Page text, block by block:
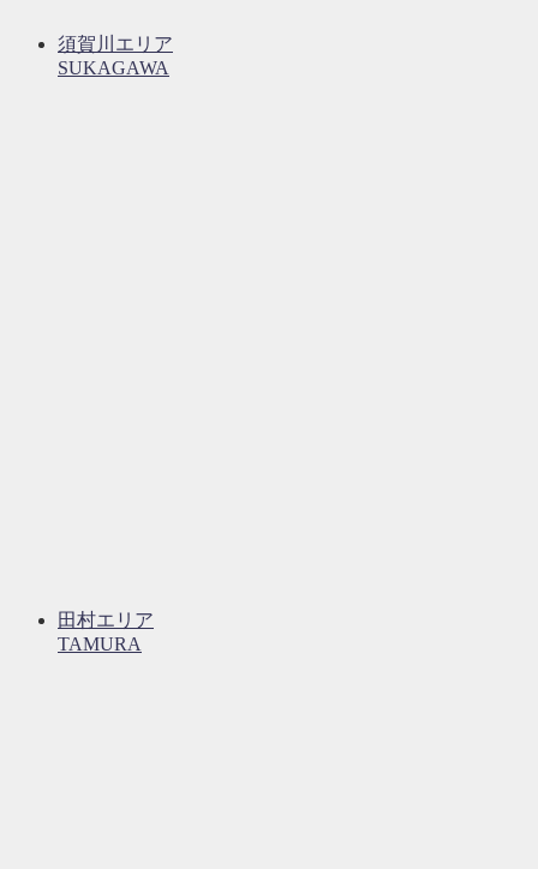
須賀川エリア
SUKAGAWA
田村エリア
TAMURA